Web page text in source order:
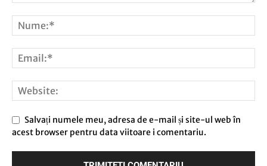
Salvați numele meu, adresa de e-mail și site-ul web în
acest browser pentru data viitoare i comentariu.